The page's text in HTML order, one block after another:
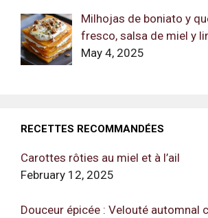
Milhojas de boniato y
fresco, salsa de miel y
May 4, 2025
RECETTES RECOMMANDÉES
Carottes rôties au miel et à l’ail
February 12, 2025
Douceur épicée : Velouté automnal